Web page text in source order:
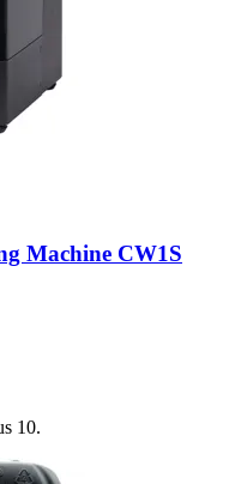
Machine CW1S
10.